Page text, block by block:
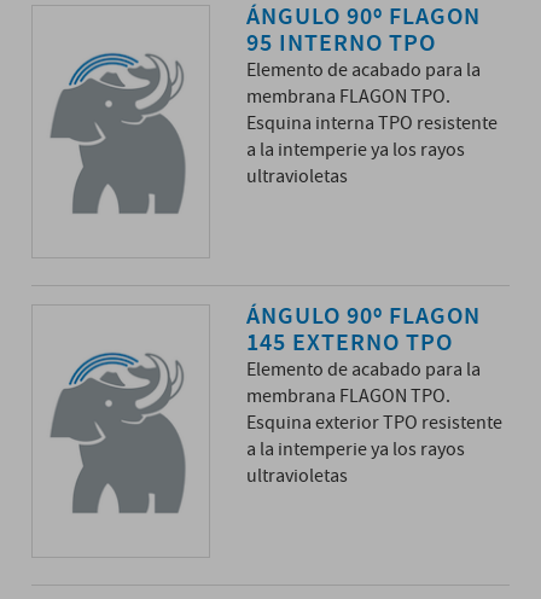
ÁNGULO 90º FLAGON
95 INTERNO TPO
Elemento de acabado para la
membrana FLAGON TPO.
Esquina interna TPO resistente
a la intemperie ya los rayos
ultravioletas
ÁNGULO 90º FLAGON
145 EXTERNO TPO
Elemento de acabado para la
membrana FLAGON TPO.
Esquina exterior TPO resistente
a la intemperie ya los rayos
ultravioletas